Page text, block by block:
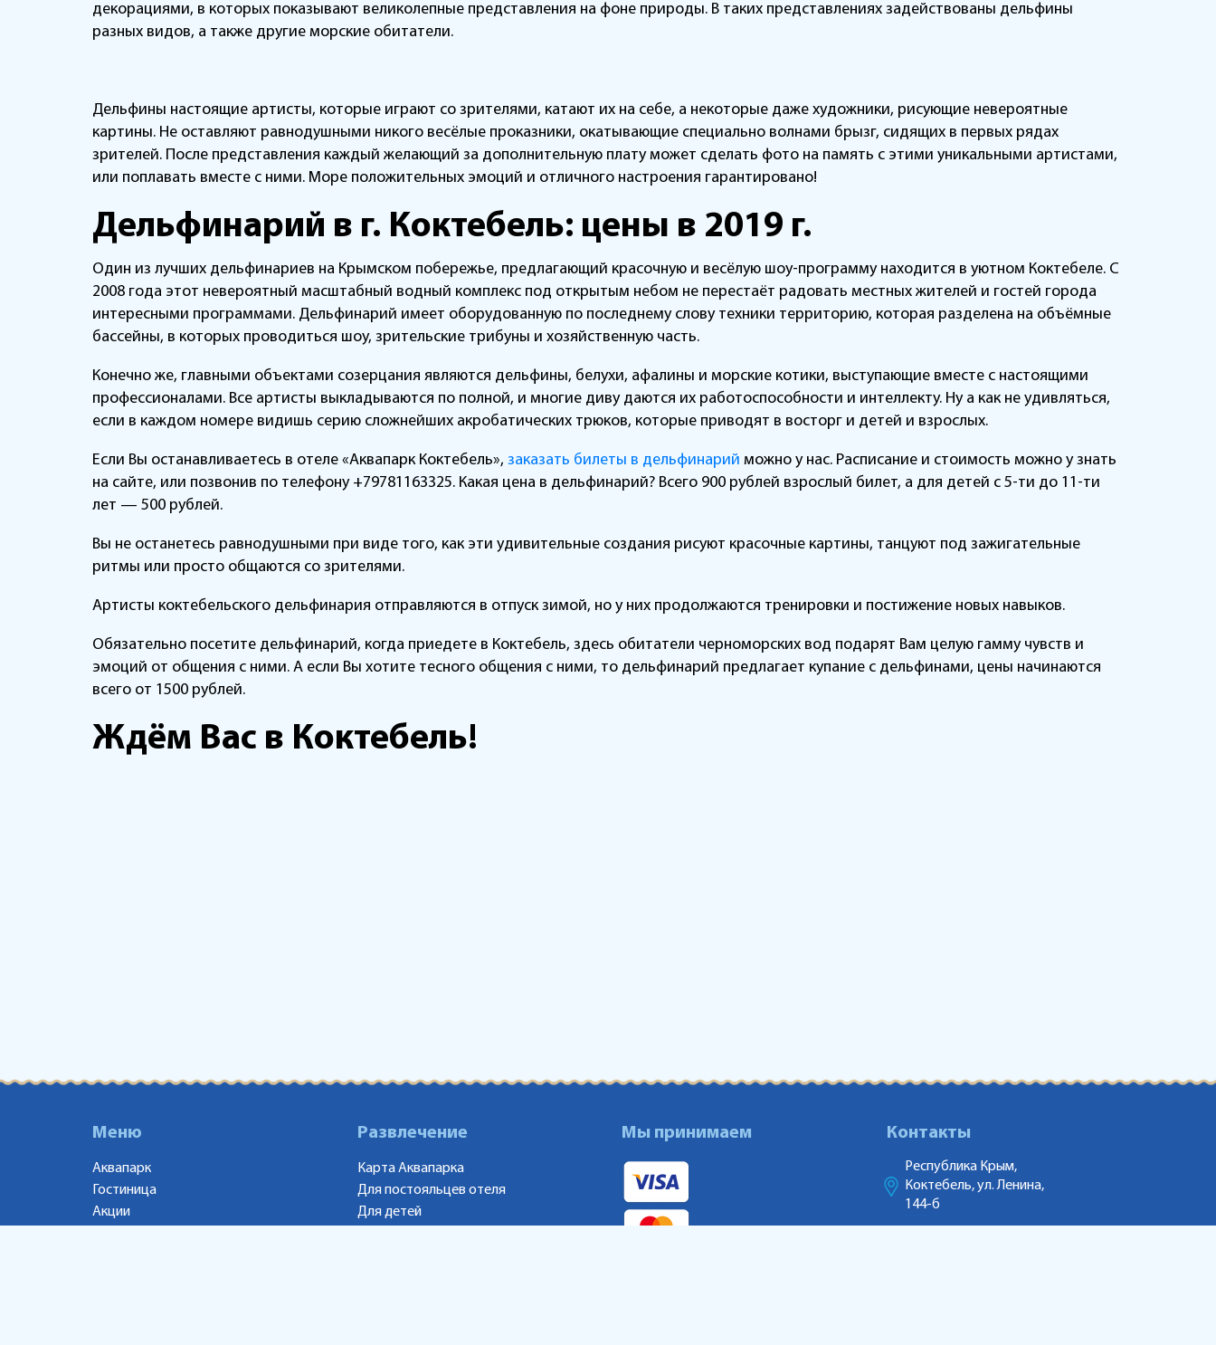
декорациями, в которых показывают великолепные представления на фоне природы. В таких представлениях задействованы дельфины
разных видов, а также другие морские обитатели.
Дельфины настоящие артисты, которые играют со зрителями, катают их на себе, а некоторые даже художники, рисующие невероятные
картины. Не оставляют равнодушными никого весёлые проказники, окатывающие специально волнами брызг, сидящих в первых рядах
зрителей. После представления каждый желающий за дополнительную плату может сделать фото на память с этими уникальными артистами,
или поплавать вместе с ними. Море положительных эмоций и отличного настроения гарантировано!
Дельфинарий в г. Коктебель: цены в 2019 г.
Один из лучших дельфинариев на Крымском побережье, предлагающий красочную и весёлую шоу-программу находится в уютном Коктебеле. С
2008 года этот невероятный масштабный водный комплекс под открытым небом не перестаёт радовать местных жителей и гостей города
интересными программами. Дельфинарий имеет оборудованную по последнему слову техники территорию, которая разделена на объёмные
бассейны, в которых проводиться шоу, зрительские трибуны и хозяйственную часть.
Конечно же, главными объектами созерцания являются дельфины, белухи, афалины и морские котики, выступающие вместе с настоящими
профессионалами. Все артисты выкладываются по полной, и многие диву даются их работоспособности и интеллекту. Ну а как не удивляться,
если в каждом номере видишь серию сложнейших акробатических трюков, которые приводят в восторг и детей и взрослых.
Если Вы останавливаетесь в отеле «Аквапарк Коктебель», заказать билеты в дельфинарий можно у нас. Расписание и стоимость можно у знать
на сайте, или позвонив по телефону +79781163325. Какая цена в дельфинарий? Всего 900 рублей взрослый билет, а для детей с 5-ти до 11-ти
лет — 500 рублей.
Вы не останетесь равнодушными при виде того, как эти удивительные создания рисуют красочные картины, танцуют под зажигательные
ритмы или просто общаются со зрителями.
Артисты коктебельского дельфинария отправляются в отпуск зимой, но у них продолжаются тренировки и постижение новых навыков.
Обязательно посетите дельфинарий, когда приедете в Коктебель, здесь обитатели черноморских вод подарят Вам целую гамму чувств и
эмоций от общения с ними. А если Вы хотите тесного общения с ними, то дельфинарий предлагает купание с дельфинами, цены начинаются
всего от 1500 рублей.
Ждём Вас в Коктебель!
Меню
Аквапарк
Гостиница
Акции
Развлечение
Карта Аквапарка
Для постояльцев отеля
Для детей
Мы принимаем Контакты
Республика Крым,
Коктебель, ул. Ленина,
144-б